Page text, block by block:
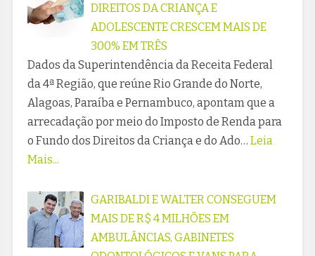
DIREITOS DA CRIANÇA E
ADOLESCENTE CRESCEM MAIS DE
300% EM TRÊS
Dados da Superintendência da Receita Federal
da 4ª Região, que reúne Rio Grande do Norte,
Alagoas, Paraíba e Pernambuco, apontam que a
arrecadação por meio do Imposto de Renda para
o Fundo dos Direitos da Criança e do Ado… Leia
Mais...
GARIBALDI E WALTER CONSEGUEM
MAIS DE R$ 4 MILHÕES EM
AMBULÂNCIAS, GABINETES